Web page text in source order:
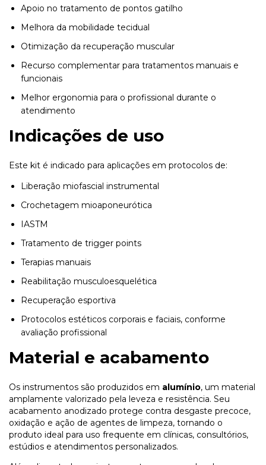
Apoio no tratamento de pontos gatilho
Melhora da mobilidade tecidual
Otimização da recuperação muscular
Recurso complementar para tratamentos manuais e
funcionais
Melhor ergonomia para o profissional durante o
atendimento
Indicações de uso
Este kit é indicado para aplicações em protocolos de:
Liberação miofascial instrumental
Crochetagem mioaponeurótica
IASTM
Tratamento de trigger points
Terapias manuais
Reabilitação musculoesquelética
Recuperação esportiva
Protocolos estéticos corporais e faciais, conforme
avaliação profissional
Material e acabamento
Os instrumentos são produzidos em alumínio, um material
amplamente valorizado pela leveza e resistência. Seu
acabamento anodizado protege contra desgaste precoce,
oxidação e ação de agentes de limpeza, tornando o
produto ideal para uso frequente em clínicas, consultórios,
estúdios e atendimentos personalizados.